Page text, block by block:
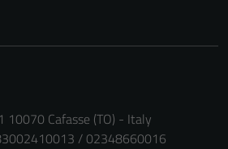
10070 Cafasse (TO) - Italy
/ 02348660016